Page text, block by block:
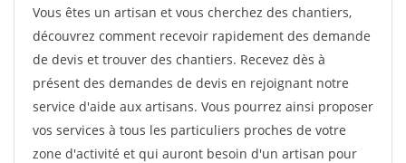
Vous êtes un artisan et vous cherchez des chantiers,
découvrez comment recevoir rapidement des demande
de devis et trouver des chantiers. Recevez dès à
présent des demandes de devis en rejoignant notre
service d'aide aux artisans. Vous pourrez ainsi proposer
vos services à tous les particuliers proches de votre
zone d'activité et qui auront besoin d'un artisan pour